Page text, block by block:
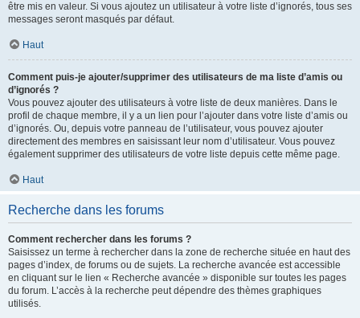
être mis en valeur. Si vous ajoutez un utilisateur à votre liste d’ignorés, tous ses
messages seront masqués par défaut.
Haut
Comment puis-je ajouter/supprimer des utilisateurs de ma liste d’amis ou
d’ignorés ?
Vous pouvez ajouter des utilisateurs à votre liste de deux manières. Dans le
profil de chaque membre, il y a un lien pour l’ajouter dans votre liste d’amis ou
d’ignorés. Ou, depuis votre panneau de l’utilisateur, vous pouvez ajouter
directement des membres en saisissant leur nom d’utilisateur. Vous pouvez
également supprimer des utilisateurs de votre liste depuis cette même page.
Haut
Recherche dans les forums
Comment rechercher dans les forums ?
Saisissez un terme à rechercher dans la zone de recherche située en haut des
pages d’index, de forums ou de sujets. La recherche avancée est accessible
en cliquant sur le lien « Recherche avancée » disponible sur toutes les pages
du forum. L’accès à la recherche peut dépendre des thèmes graphiques
utilisés.